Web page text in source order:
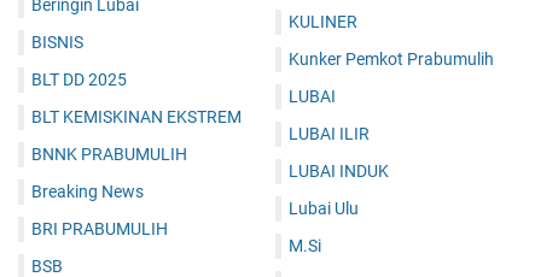
Beringin Lubai
BISNIS
BLT DD 2025
BLT KEMISKINAN EKSTREM
BNNK PRABUMULIH
Breaking News
BRI PRABUMULIH
BSB
KULINER
Kunker Pemkot Prabumulih
LUBAI
LUBAI ILIR
LUBAI INDUK
Lubai Ulu
M.Si